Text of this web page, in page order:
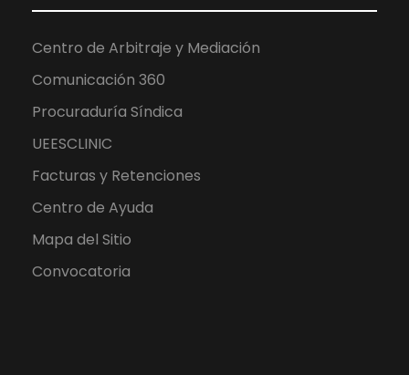
Centro de Arbitraje y Mediación
Comunicación 360
Procuraduría Síndica
UEESCLINIC
Facturas y Retenciones
Centro de Ayuda
Mapa del Sitio
Convocatoria